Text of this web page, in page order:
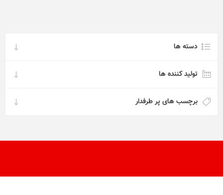
دسته ها
تولید کننده ها
برچسب های پر طرفدار